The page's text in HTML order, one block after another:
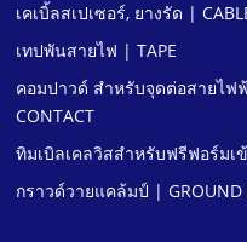
เคเบิ้ลสเปเซอร์, ยางรัด |
เทปพันสายไฟ | TAPE
คอมปาวด์ สําหรับจุดต่อสายไฟฟ้
CONTACT
ทิมเบิลเคลวิสสําหรับฟรีฟอร์มเ
กราวด์วายแคล้มป์ | GROUND